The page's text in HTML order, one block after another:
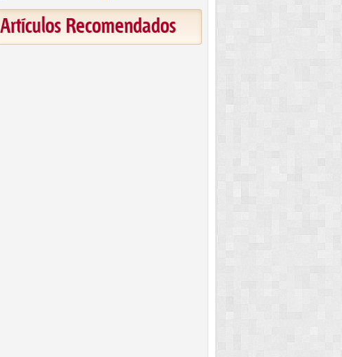
Artículos Recomendados